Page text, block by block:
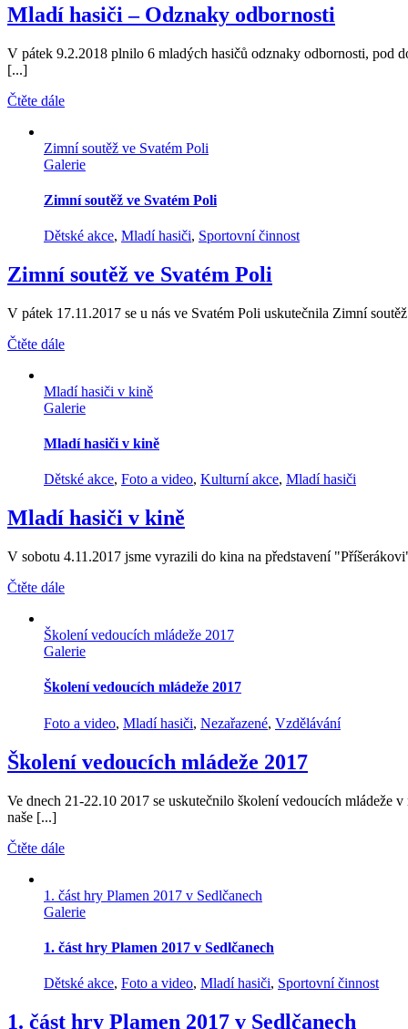
Mladí hasiči – Odznaky odbornosti
V pátek 9.2.2018 plnilo 6 mladých hasičů odznaky odbornosti, pod
[...]
Čtěte dále
Zimní soutěž ve Svatém Poli
Galerie
Zimní soutěž ve Svatém Poli
Dětské akce, Mladí hasiči, Sportovní činnost
Zimní soutěž ve Svatém Poli
V pátek 17.11.2017 se u nás ve Svatém Poli uskutečnila Zimní
Čtěte dále
Mladí hasiči v kině
Galerie
Mladí hasiči v kině
Dětské akce, Foto a video, Kulturní akce, Mladí hasiči
Mladí hasiči v kině
V sobotu 4.11.2017 jsme vyrazili do kina na představení
Čtěte dále
Školení vedoucích mládeže 2017
Galerie
Školení vedoucích mládeže 2017
Foto a video, Mladí hasiči, Nezařazené, Vzdělávání
Školení vedoucích mládeže 2017
Ve dnech 21-22.10 2017 se uskutečnilo školení vedoucích mládeže
naše [...]
Čtěte dále
1. část hry Plamen 2017 v Sedlčanech
Galerie
1. část hry Plamen 2017 v Sedlčanech
Dětské akce, Foto a video, Mladí hasiči, Sportovní činnost
1. část hry Plamen 2017 v Sedlčanech